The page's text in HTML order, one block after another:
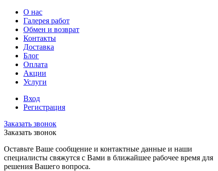
О нас
Галерея работ
Обмен и возврат
Контакты
Доставка
Блог
Оплата
Акции
Услуги
Вход
Регистрация
Заказать звонок
Заказать звонок
Оставьте Ваше сообщение и контактные данные и наши
специалисты свяжутся с Вами в ближайшее рабочее время для
решения Вашего вопроса.